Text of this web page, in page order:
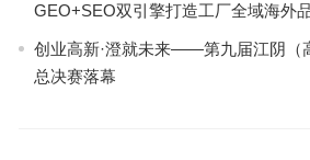
GEO+SEO双引擎打造工厂全域海外
创业高新·澄就未来——第九届江阴（
总决赛落幕